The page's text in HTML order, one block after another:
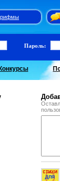
рифмы
Пароль:
Конкурсы